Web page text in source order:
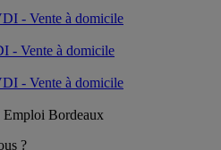
- Vente à domicile
- Vente à domicile
- Vente à domicile
Bordeaux
?